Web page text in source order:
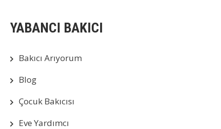
YABANCI BAKICI
Bakıcı Arıyorum
Blog
Çocuk Bakıcısı
Eve Yardımcı